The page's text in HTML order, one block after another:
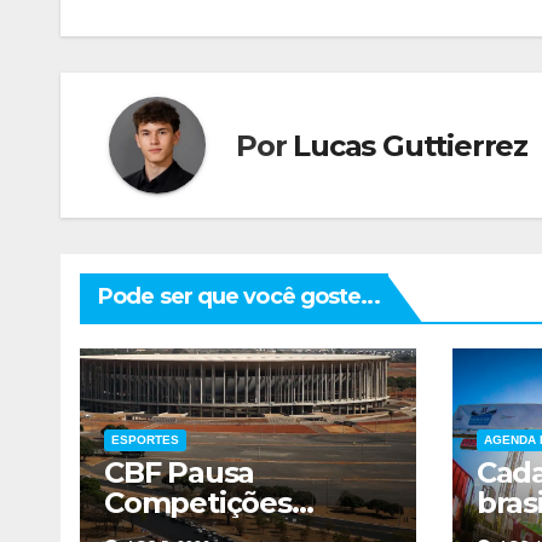
Post
Por Lucas Guttierrez
Pode ser que você goste...
ESPORTES
CBF Pausa
Competições
Durante Copa
AGENDA